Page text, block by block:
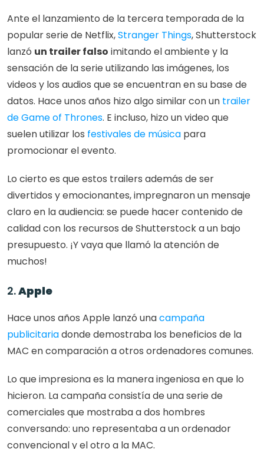
Ante el lanzamiento de la tercera temporada de la
popular serie de Netflix, Stranger Things, Shutterstock
lanzó un trailer falso imitando el ambiente y la
sensación de la serie utilizando las imágenes, los
videos y los audios que se encuentran en su base de
datos. Hace unos años hizo algo similar con un trailer
de Game of Thrones. E incluso, hizo un video que
suelen utilizar los festivales de música para
promocionar el evento.
Lo cierto es que estos trailers además de ser
divertidos y emocionantes, impregnaron un mensaje
claro en la audiencia: se puede hacer contenido de
calidad con los recursos de Shutterstock a un bajo
presupuesto. ¡Y vaya que llamó la atención de
muchos!
2. Apple
Hace unos años Apple lanzó una campaña
publicitaria donde demostraba los beneficios de la
MAC en comparación a otros ordenadores comunes.
Lo que impresiona es la manera ingeniosa en que lo
hicieron. La campaña consistía de una serie de
comerciales que mostraba a dos hombres
conversando: uno representaba a un ordenador
convencional y el otro a la MAC.